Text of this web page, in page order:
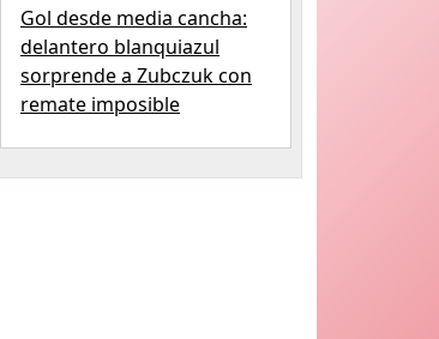
Gol desde media cancha:
delantero blanquiazul
sorprende a Zubczuk con
remate imposible